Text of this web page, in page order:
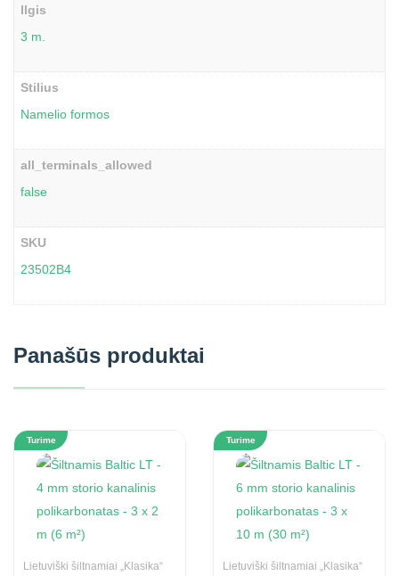
Ilgis
3 m.
Stilius
Namelio formos
all_terminals_allowed
false
SKU
23502B4
Panašūs produktai
Turime
Lietuviški šiltnamiai „Klasika“
Turime
Lietuviški šiltnamiai „Klasika“